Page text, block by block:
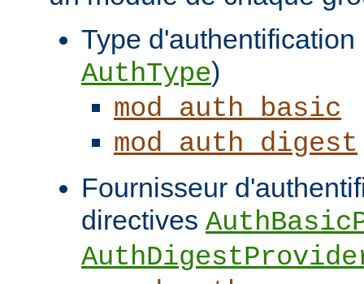
Type
AuthType)
mod_auth_basic
mod_auth_digest
Fournisseur
directives